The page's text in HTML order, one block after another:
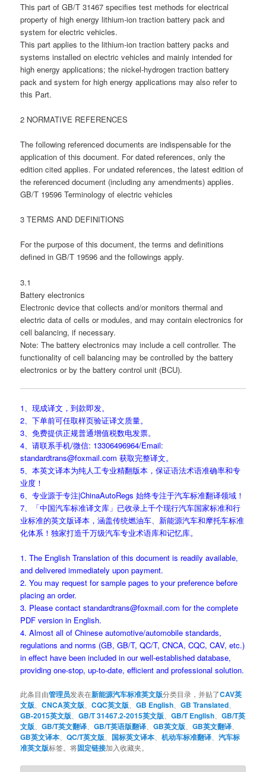
This part of GB/T 31467 specifies test methods for electrical
property of high energy lithium-ion traction battery pack and
system for electric vehicles.
This part applies to the lithium-ion traction battery packs and
systems installed on electric vehicles and mainly intended for
high energy applications; the nickel-hydrogen traction battery
pack and system for high energy applications may also refer to
this Part.
2 NORMATIVE REFERENCES
The following referenced documents are indispensable for the
application of this document. For dated references, only the
edition cited applies. For undated references, the latest edition of
the referenced document (including any amendments) applies.
GB/T 19596 Terminology of electric vehicles
3 TERMS AND DEFINITIONS
For the purpose of this document, the terms and definitions
defined in GB/T 19596 and the followings apply.
3.1
Battery electronics
Electronic device that collects and/or monitors thermal and
electric data of cells or modules, and may contain electronics for
cell balancing, if necessary.
Note: The battery electronics may include a cell controller. The
functionality of cell balancing may be controlled by the battery
electronics or by the battery control unit (BCU).
1、现成译文，到款即发。
2、下单前可任取样页验证译文质量。
3、免费提供正规普通增值税数电发票。
4、请联系手机/微信: 13306496964/Email:
standardtrans@foxmail.com 获取完整译文。
5、本英文译本为纯人工专业精翻版本，保证语法术语准确率和专
业度！
6、专业源于专注|ChinaAutoRegs 始终专注于汽车标准翻译领域！
7、「中国汽车标准译文库」已收录上千个现行汽车国家标准和行
业标准的英文版译本，涵盖传统燃油车、新能源汽车和摩托车标准
化体系！独家打造千万级汽车专业术语库和记忆库。
1. The English Translation of this document is readily available,
and delivered immediately upon payment.
2. You may request for sample pages to your preference before
placing an order.
3. Please contact standardtrans@foxmail.com for the complete
PDF version in English.
4. Almost all of Chinese automotive/automobile standards,
regulations and norms (GB, GB/T, QC/T, CNCA, CQC, CAV, etc.)
in effect have been included in our well-established database,
providing one-stop, up-to-date, efficient and professional solution.
此条目由管理员发表在新能源汽车标准英文版分类目录，并贴了CAV英
文版 、CNCA英文版 、CQC英文版 、GB English 、GB Translated
GB-2015英文版 、GB/T 31467.2-2015英文版 、GB/T English 、GB/T英
文版 、GB/T英文翻译 、GB/T英语版翻译 、GB英文版 、GB英文翻译
GB英文译本 、QC/T英文版 国标英文译本 、机动车标准翻译 、汽车标
准英文版标签。将固定链接加入收藏夹。